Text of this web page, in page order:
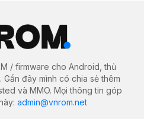
/ firmware cho Android, thủ
đây mình có chia sẻ thêm
và MMO. Mọi thông tin góp
admin@vnrom.net